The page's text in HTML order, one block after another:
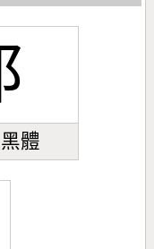
阝
黑體